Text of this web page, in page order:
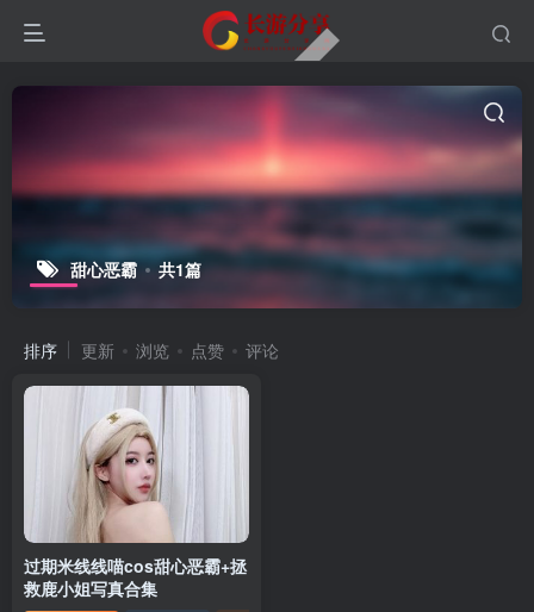
甜心恶霸 共1篇
排序 更新 浏览 点赞 评论
过期米线线喵cos甜心恶霸+拯
救鹿小姐写真合集